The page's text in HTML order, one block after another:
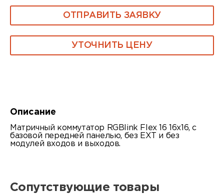
ОТПРАВИТЬ ЗАЯВКУ
УТОЧНИТЬ ЦЕНУ
Описание
Матричный коммутатор RGBlink Flex 16 16x16, с
базовой передней панелью, без EXT и без
модулей входов и выходов.
Сопутствующие товары